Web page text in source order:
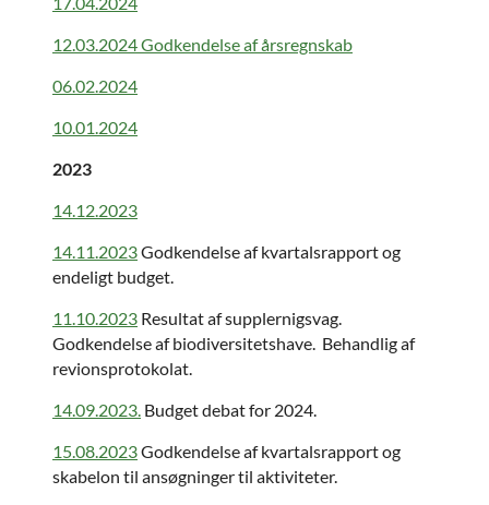
12.03.2024 Godkendelse af årsregnskab
06.02.2024
10.01.2024
2023
14.12.2023
14.11.2023Godkendelse af kvartalsrapport og
endeligt budget.
11.10.2023 Resultat af supplernigsvag.
Godkendelse af biodiversitetshave. Behandlig af
revionsprotokolat.
14.09.2023. Budget debat for 2024.
15.08.2023Godkendelse af kvartalsrapport og
skabelon til ansøgninger til aktiviteter.